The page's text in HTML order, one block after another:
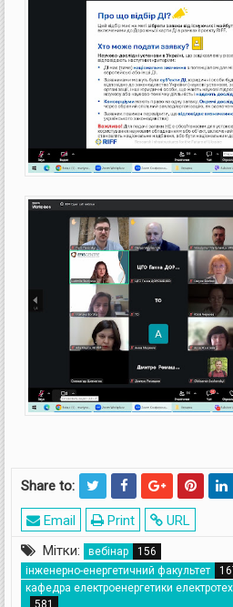
Share to:
URL
Print
Email
Мітки:
вебінар
інженерно-енергетичний факультет
кафедра електроенергетики